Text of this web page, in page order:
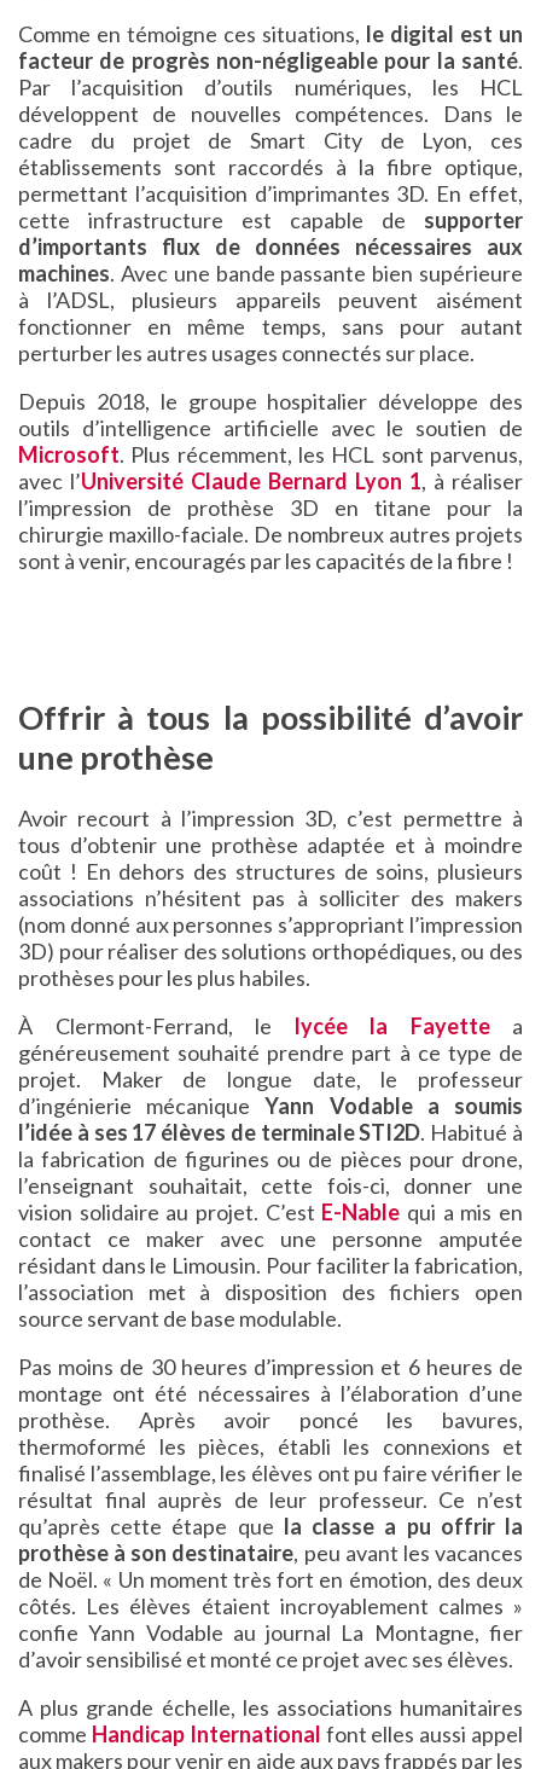
Comme en témoigne ces situations, le digital est un
facteur de progrès non-négligeable pour la santé.
Par l’acquisition d’outils numériques, les HCL
développent de nouvelles compétences. Dans le
cadre du projet de Smart City de Lyon, ces
établissements sont raccordés à la fibre optique,
permettant l’acquisition d’imprimantes 3D. En effet,
cette infrastructure est capable de supporter
d’importants flux de données nécessaires aux
machines. Avec une bande passante bien supérieure
à l’ADSL, plusieurs appareils peuvent aisément
fonctionner en même temps, sans pour autant
perturber les autres usages connectés sur place.
Depuis 2018, le groupe hospitalier développe des
outils d’intelligence artificielle avec le soutien de
Microsoft. Plus récemment, les HCL sont parvenus,
avec l’Université Claude Bernard Lyon 1, à réaliser
l’impression de prothèse 3D en titane pour la
chirurgie maxillo-faciale. De nombreux autres projets
sont à venir, encouragés par les capacités de la fibre !
Offrir à tous la possibilité d’avoir
une prothèse
Avoir recourt à l’impression 3D, c’est permettre à
tous d’obtenir une prothèse adaptée et à moindre
coût ! En dehors des structures de soins, plusieurs
associations n’hésitent pas à solliciter des makers
(nom donné aux personnes s’appropriant l’impression
3D) pour réaliser des solutions orthopédiques, ou des
prothèses pour les plus habiles.
À Clermont-Ferrand, le lycée la Fayettea
généreusement souhaité prendre part à ce type de
projet. Maker de longue date, le professeur
d’ingénierie mécaniqueYann Vodable a soumis
l’idée à ses 17 élèves de terminale STI2D. Habitué à
la fabrication de figurines ou de pièces pour drone,
l’enseignant souhaitait, cette fois-ci, donner une
vision solidaire au projet. C’est E-Nable qui a mis en
contact ce maker avec une personne amputée
résidant dans le Limousin. Pour faciliter la fabrication,
l’association met à disposition des fichiers open
source servant de base modulable.
Pas moins de 30 heures d’impression et 6 heures de
montage ont été nécessaires à l’élaboration d’une
prothèse. Après avoir poncé les bavures,
thermoformé les pièces, établi les connexions et
finalisé l’assemblage, les élèves ont pu faire vérifier le
résultat final auprès de leur professeur. Ce n’est
qu’après cette étape que la classe a pu offrir la
prothèse à son destinataire, peu avant les vacances
de Noël. « Un moment très fort en émotion, des deux
côtés. Les élèves étaient incroyablement calmes »
confie Yann Vodable au journal La Montagne, fier
d’avoir sensibilisé et monté ce projet avec ses élèves.
A plus grande échelle, les associations humanitaires
comme Handicap International font elles aussi appel
aux makers pour venir en aide aux pays frappés par les